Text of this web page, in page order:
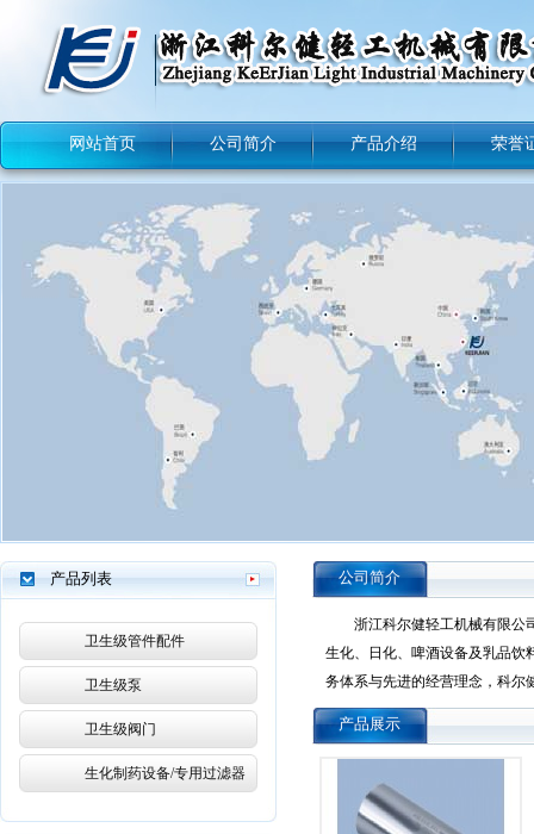
网站首页 公司简介 产品介绍 荣誉
产品列表
卫生级管件配件
卫生级泵
卫生级阀门
生化制药设备/专用过滤器
公司简介
浙江科尔健轻工机械有限公司
生化、日化、啤酒设备及乳品饮
务体系与先进的经营理念，科尔
产品展示